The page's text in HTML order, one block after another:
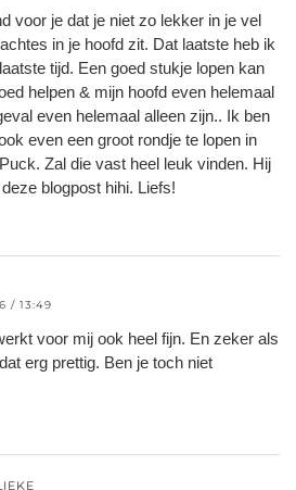
voor je dat je niet zo lekker in je vel
in je hoofd zit. Dat laatste heb ik
tijd. Een goed stukje lopen kan
helpen & mijn hoofd even helemaal
even helemaal alleen zijn.. Ik ben
even een groot rondje te lopen in
Zal die vast heel leuk vinden. Hij
blogpost hihi. Liefs!
/ 13:49
voor mij ook heel fijn. En zeker als
erg prettig. Ben je toch niet